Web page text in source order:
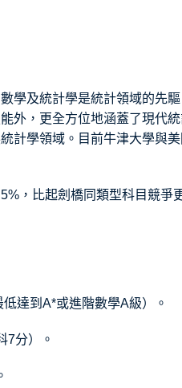
學及統計學是統計領域的先
外，更全方位地涵蓋了現代
計學領域。目前牛津大學與
，比起劍橋同類型科目競爭
達到A*或進階數學A級）。
7分）。